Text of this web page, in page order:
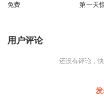
免费
第一天
用户评论
还没有评论，